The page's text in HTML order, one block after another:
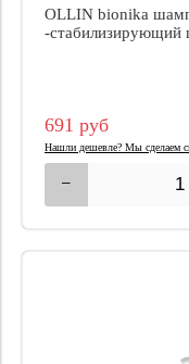
OLLIN bionika
-стабилизирующий
691 руб
Нашли дешевле? Мы сделаем